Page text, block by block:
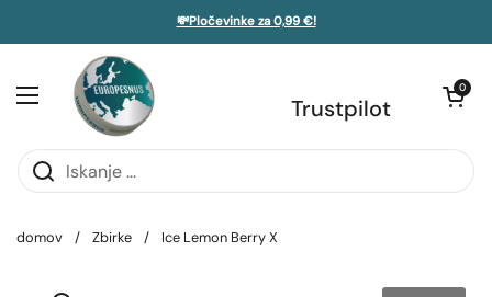
💸Pločevinke za 0,99 €!
Trustpilot
Odprite meni Odpri0
stransko vrstico
domov / Zbirke / Ice Lemon Berry X